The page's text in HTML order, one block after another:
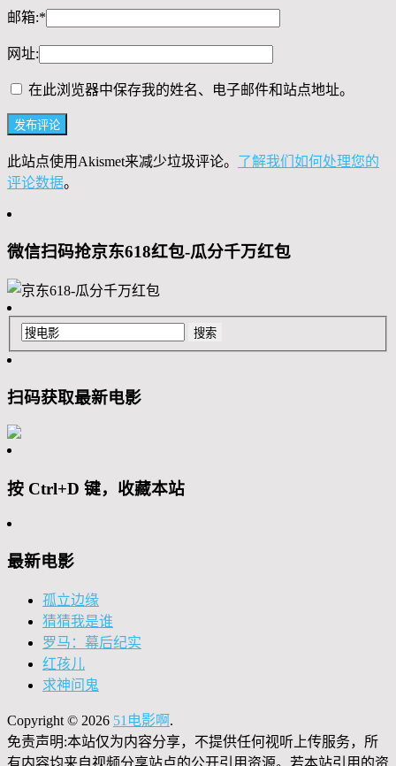
邮箱:*
网址:
在此浏览器中保存我的姓名、电子邮件和站点地址。
此站点使用Akismet来减少垃圾评论。 了解我们如何处理您的
评论数据。
微信扫码抢京东618红包-瓜分千万红包
扫码获取最新电影
按 Ctrl+D 键，收藏本站
最新电影
孤立边缘
猜猜我是谁
罗马：幕后纪实
红孩儿
求神问鬼
Copyright © 2026 51电影啊 .
免责声明:本站仅为内容分享，不提供任何视听上传服务，所
有内容均来自视频分享站点的公开引用资源。若本站引用的资